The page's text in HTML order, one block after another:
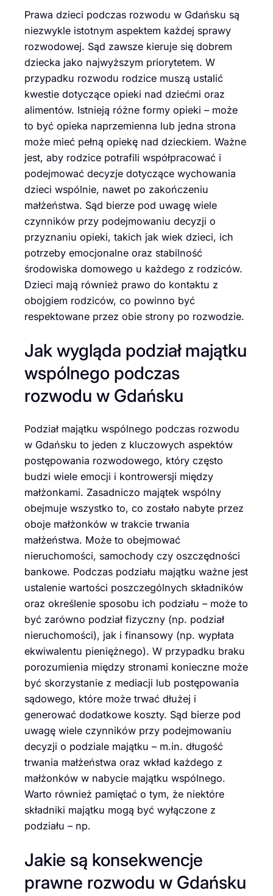
Prawa dzieci podczas rozwodu w Gdańsku są
niezwykle istotnym aspektem każdej sprawy
rozwodowej. Sąd zawsze kieruje się dobrem
dziecka jako najwyższym priorytetem. W
przypadku rozwodu rodzice muszą ustalić
kwestie dotyczące opieki nad dziećmi oraz
alimentów. Istnieją różne formy opieki – może
to być opieka naprzemienna lub jedna strona
może mieć pełną opiekę nad dzieckiem. Ważne
jest, aby rodzice potrafili współpracować i
podejmować decyzje dotyczące wychowania
dzieci wspólnie, nawet po zakończeniu
małżeństwa. Sąd bierze pod uwagę wiele
czynników przy podejmowaniu decyzji o
przyznaniu opieki, takich jak wiek dzieci, ich
potrzeby emocjonalne oraz stabilność
środowiska domowego u każdego z rodziców.
Dzieci mają również prawo do kontaktu z
obojgiem rodziców, co powinno być
respektowane przez obie strony po rozwodzie.
Jak wygląda podział majątku
wspólnego podczas
rozwodu w Gdańsku
Podział majątku wspólnego podczas rozwodu
w Gdańsku to jeden z kluczowych aspektów
postępowania rozwodowego, który często
budzi wiele emocji i kontrowersji między
małżonkami. Zasadniczo majątek wspólny
obejmuje wszystko to, co zostało nabyte przez
oboje małżonków w trakcie trwania
małżeństwa. Może to obejmować
nieruchomości, samochody czy oszczędności
bankowe. Podczas podziału majątku ważne jest
ustalenie wartości poszczególnych składników
oraz określenie sposobu ich podziału – może to
być zarówno podział fizyczny (np. podział
nieruchomości), jak i finansowy (np. wypłata
ekwiwalentu pieniężnego). W przypadku braku
porozumienia między stronami konieczne może
być skorzystanie z mediacji lub postępowania
sądowego, które może trwać dłużej i
generować dodatkowe koszty. Sąd bierze pod
uwagę wiele czynników przy podejmowaniu
decyzji o podziale majątku – m.in. długość
trwania małżeństwa oraz wkład każdego z
małżonków w nabycie majątku wspólnego.
Warto również pamiętać o tym, że niektóre
składniki majątku mogą być wyłączone z
podziału – np.
Jakie są konsekwencje
prawne rozwodu w Gdańsku